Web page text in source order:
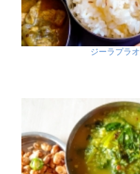
ジーラプラオ